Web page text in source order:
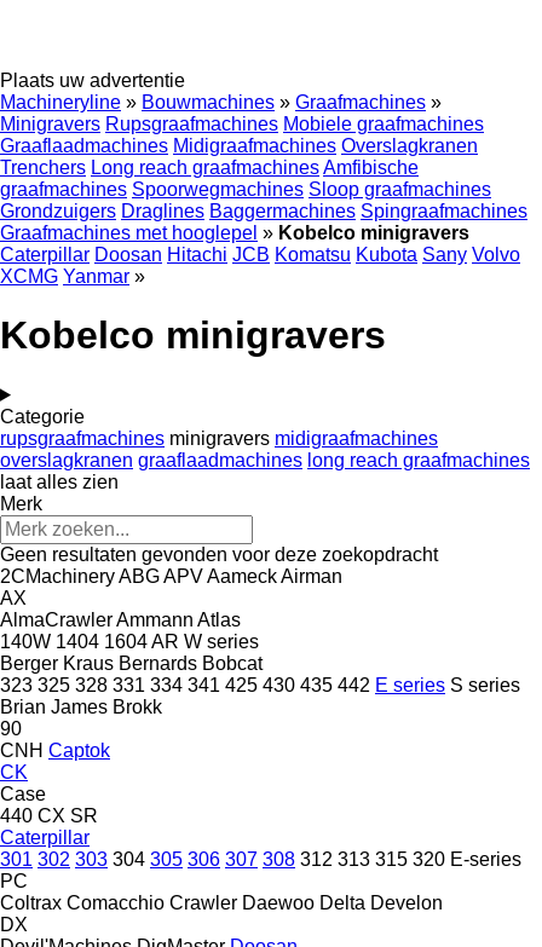
Plaats uw advertentie
Machineryline » Bouwmachines » Graafmachines »
Minigravers Rupsgraafmachines Mobiele graafmachines
Graaflaadmachines Midigraafmachines Overslagkranen
Trenchers Long reach graafmachinesAmfibische
graafmachines Spoorwegmachines Sloop graafmachines
Grondzuigers Draglines Baggermachines Spingraafmachines
Graafmachines met hooglepel » Kobelco minigravers
Caterpillar Doosan Hitachi JCB Komatsu Kubota Sany Volvo
XCMG Yanmar »
Kobelco minigravers
Categorie
rupsgraafmachines minigravers midigraafmachines
overslagkranen graaflaadmachines long reach graafmachines
laat alles zien
Merk
Geen resultaten gevonden voor deze zoekopdracht
2CMachineryABGAPVAameckAirman
AX
AlmaCrawlerAmmann Atlas
140W 1404 1604AR W series
Berger Kraus Bernards Bobcat
323 325 328 331 334 341 425 430 435 442 E series S series
Brian James Brokk
90
CNH Captok
CK
Case
440 CX SR
Caterpillar
301 302 303 304 305 306 307 308 312 313 315 320 E-series
PC
Coltrax Comacchio Crawler Daewoo Delta Develon
DX